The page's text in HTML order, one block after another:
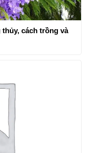
cách trồng và